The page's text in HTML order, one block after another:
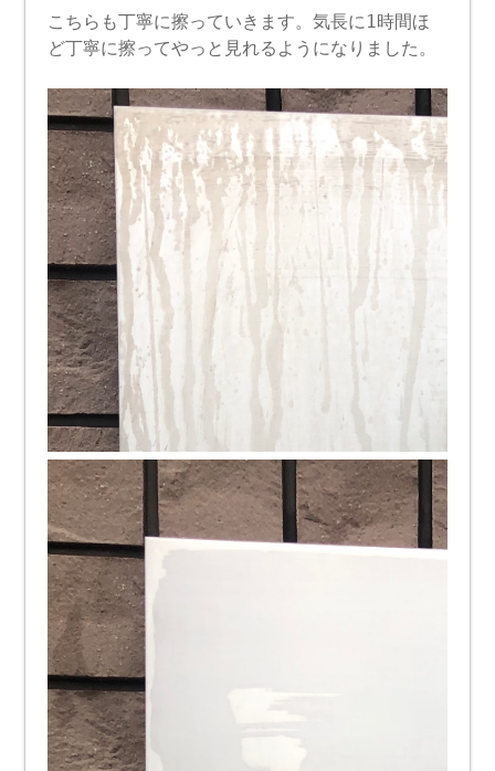
こちらも丁寧に擦っていきます。気長に1時間ほ
ど丁寧に擦ってやっと見れるようになりました。